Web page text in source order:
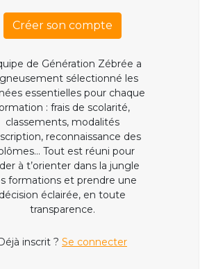
Créer son compte
de Génération Zébrée a
sélectionné les
essentielles pour chaque
: frais de scolarité,
classements, modalités
reconnaissance des
Tout est réuni pour
à t’orienter dans la jungle
formations et prendre une
décision éclairée, en toute
transparence.
inscrit ? Se connecter